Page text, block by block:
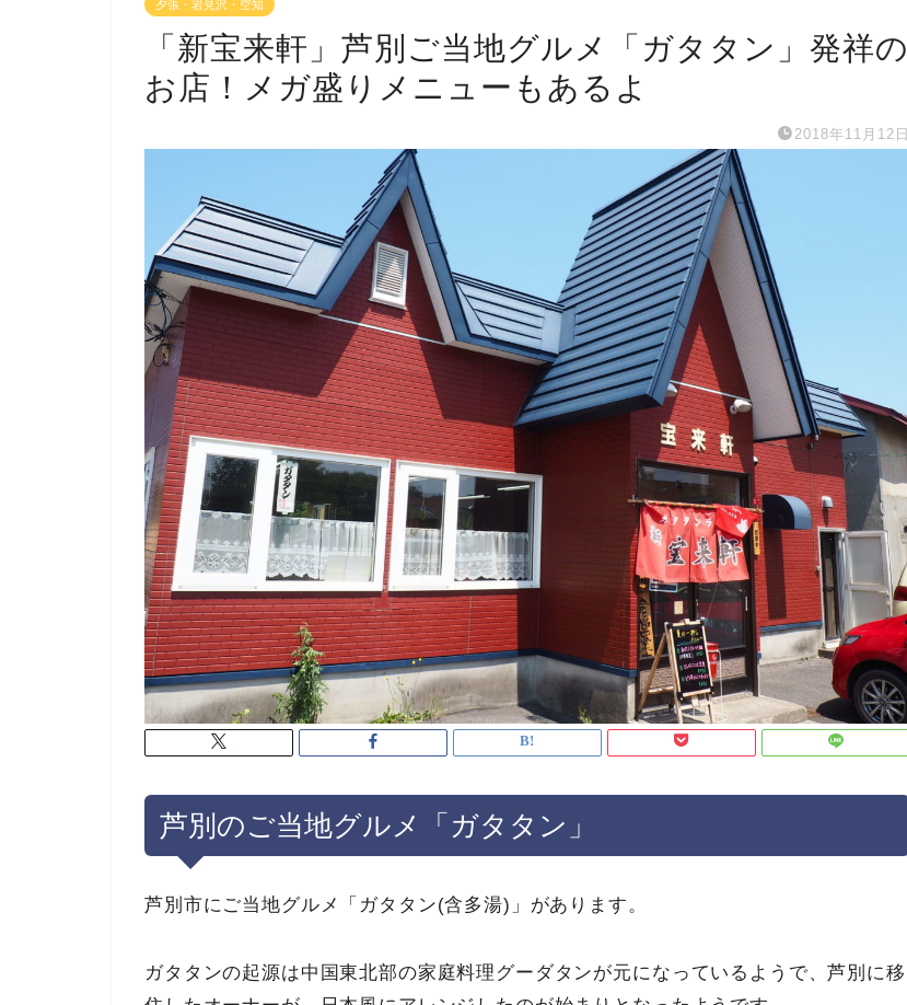
夕張・岩見沢・空知
「新宝来軒」芦別ご当地グルメ「ガタタン」発祥の
お店！メガ盛りメニューもあるよ
2018年11月12日
芦別のご当地グルメ「ガタタン」
芦別市にご当地グルメ「ガタタン(含多湯)」があります。
ガタタンの起源は中国東北部の家庭料理グーダタンが元になっているようで、芦別に移